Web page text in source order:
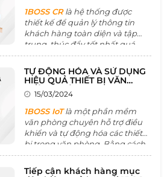
phát triển vững chắc, toàn vẹn
1BOSS CRlà hệ thống được
thiết kế để quản lý thông tin
khách hàng toàn diện và tập
trung, thúc đẩy tốt nhất quá
trình ký kết hợp đồng. Với các
tính năng về quản lý danh sách
khách hàng , quản lý chiến dịch
tiếp thị,.. giúp doanh nghiệp
tăng cường quan hệ và tương
tác với khách hàng một cách
chuyên nghiệp và hiệu quả.
TỰ ĐỘNG HÓA VÀ SỬ DỤNG
HIỆU QUẢ THIẾT BỊ VĂN
PHÒNG VỚI BOSS IoT
15/03/2024
1BOSS IoTlà một phần mềm
văn phòng chuyên hỗ trợ điều
khiển và tự động hóa các thiết
bị trong văn phòng. Bằng cách
cung cấp dữ liệu để phân tích,
cải tiến và tối ưu hóa không
Tiếp cận khách hàng mục